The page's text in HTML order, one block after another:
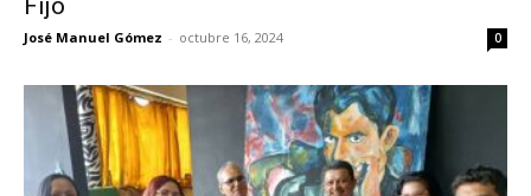
Fijo
José Manuel Gómez - octubre 16, 2024 0